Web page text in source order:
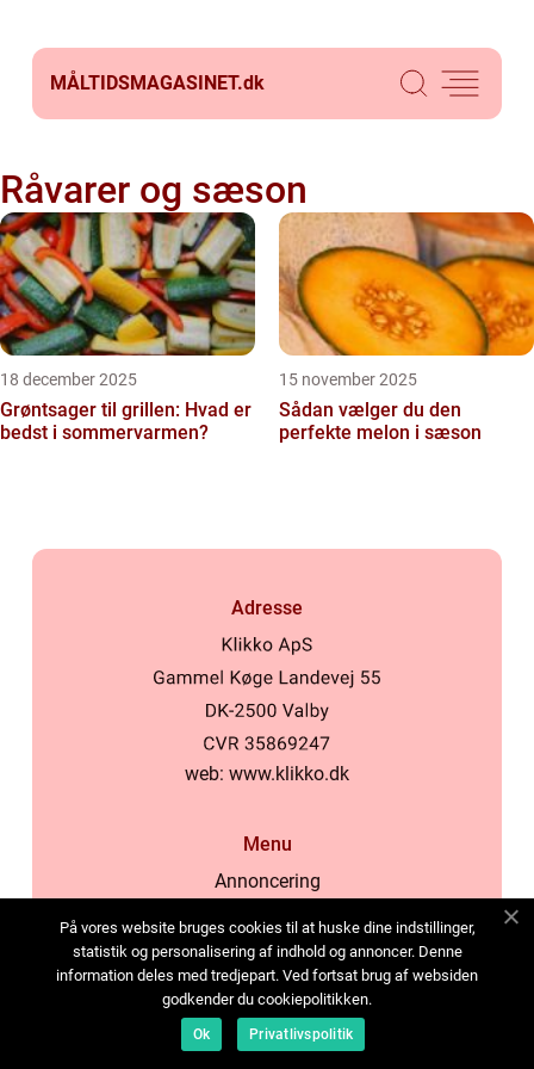
MÅLTIDSMAGASINET.dk
Råvarer og sæson
18 december 2025
Grøntsager til grillen: Hvad er
bedst i sommervarmen?
15 november 2025
Sådan vælger du den
perfekte melon i sæson
Adresse
web: www.klikko.dk
Menu
Annoncering
Cookies
Kontakt os
Sitemap
På vores website bruges cookies til at huske dine indstillinger,
statistik og personalisering af indhold og annoncer. Denne
information deles med tredjepart. Ved fortsat brug af websiden
godkender du cookiepolitikken.
Ok Privatlivspolitik